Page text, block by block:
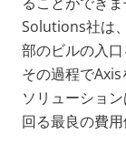
Solutions社は
部のビルの入
その過程で
ソリューショ
回る最良の費用